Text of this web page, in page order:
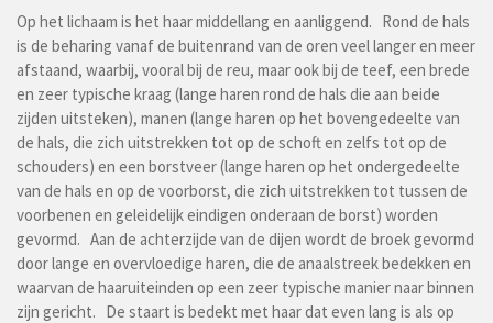
Op het lichaam is het haar middellang en aanliggend. Rond de hals
is de beharing vanaf de buitenrand van de oren veel langer en meer
afstaand, waarbij, vooral bij de reu, maar ook bij de teef, een brede
en zeer typische kraag (lange haren rond de hals die aan beide
zijden uitsteken), manen (lange haren op het bovengedeelte van
de hals, die zich uitstrekken tot op de schoft en zelfs tot op de
schouders) en een borstveer (lange haren op het ondergedeelte
van de hals en op de voorborst, die zich uitstrekken tot tussen de
voorbenen en geleidelijk eindigen onderaan de borst) worden
gevormd. Aan de achterzijde van de dijen wordt de broek gevormd
door lange en overvloedige haren, die de anaalstreek bedekken en
waarvan de haaruiteinden op een zeer typische manier naar binnen
zijn gericht. De staart is bedekt met haar dat even lang is als op